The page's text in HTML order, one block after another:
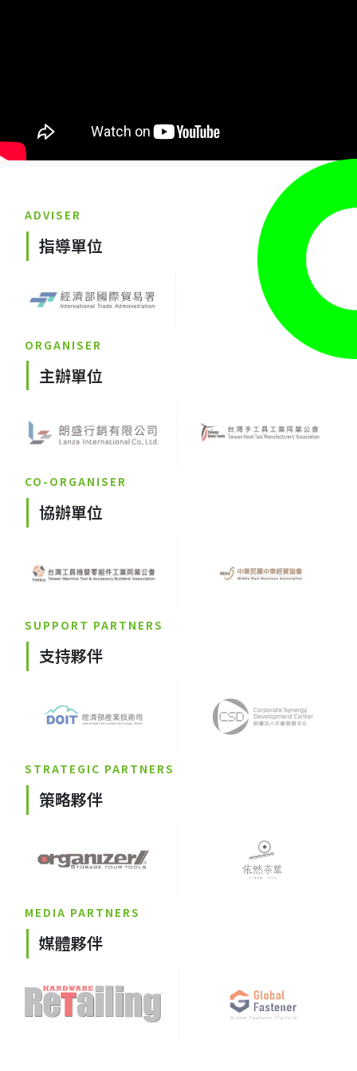
ADVISER
指導單位
ORGANISER
主辦單位
CO-ORGANISER
協辦單位
SUPPORT PARTNERS
支持夥伴
STRATEGIC PARTNERS
策略夥伴
MEDIA PARTNERS
媒體夥伴